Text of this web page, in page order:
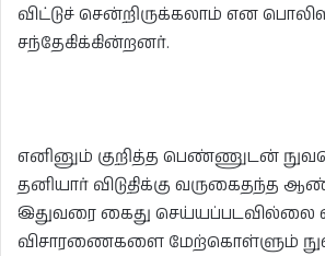
விட்டுச் சென்றிருக்கலாம் என
சந்தேகிக்கின்றனர்.
எனினும் குறித்த பெண்ணுடன்
தனியார் விடுதிக்கு வருகைதந்த
இதுவரை கைது செய்யப்படவில்லை
விசாரணைகளை மேற்கொள்ளும்